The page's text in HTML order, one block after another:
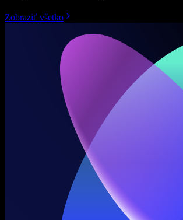
Zobraziť všetko